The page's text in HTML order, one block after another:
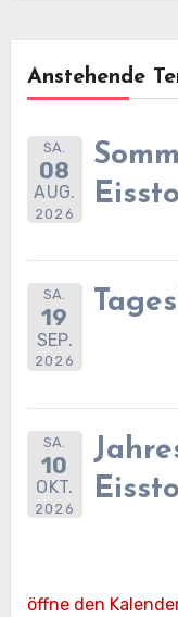
Anstehende
SA.
08
AUG.
2026
SA.
19
SEP.
2026
SA.
10
OKT.
2026
öffne den